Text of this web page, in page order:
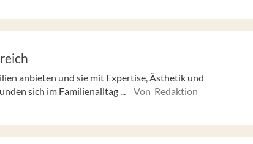
anbieten und sie mit Expertise, Ästhetik und
sich im Familienalltag ...
Von Redaktion